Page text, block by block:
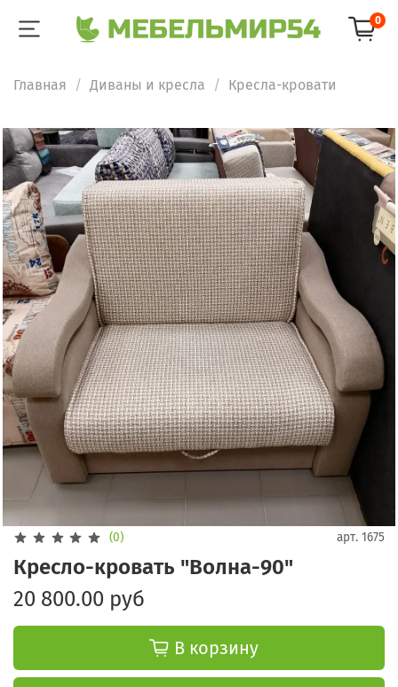
0
Главная Диваны и кресла Кресла-кровати
(0) арт. 1675
Кресло-кровать "Волна-90"
20 800.00 руб
В корзину